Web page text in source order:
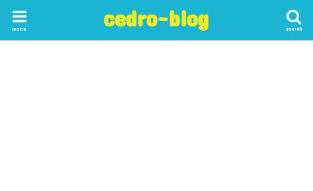
cedro-blog search
menu